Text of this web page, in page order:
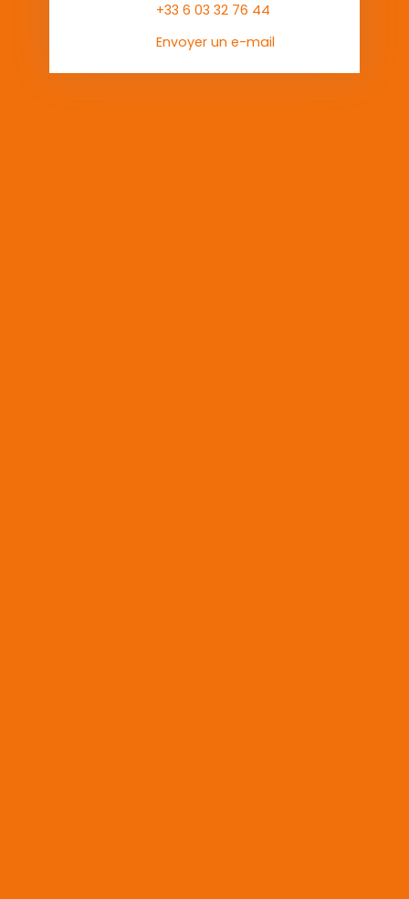
+33 6 03 32 76 44
Envoyer un e-mail